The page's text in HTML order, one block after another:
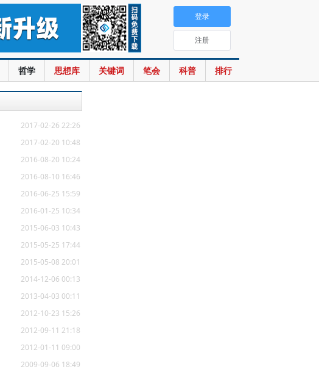
哲学 思想库 关键词 笔会 科普 排行
登录
注册
2017-02-26 22:26
2017-02-20 10:48
2016-08-20 10:24
2016-08-10 16:46
2016-06-25 15:59
2016-01-25 10:34
2015-06-03 10:43
2015-05-25 17:44
2015-05-08 20:01
2014-12-06 00:13
2013-04-03 00:11
2012-10-23 15:26
2012-09-11 21:18
2012-01-11 09:00
2009-09-06 18:49